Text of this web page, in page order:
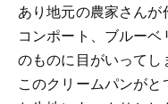
あり地元の農家さん
コンポート、ブルー
のものに目がいって
このクリームパンが